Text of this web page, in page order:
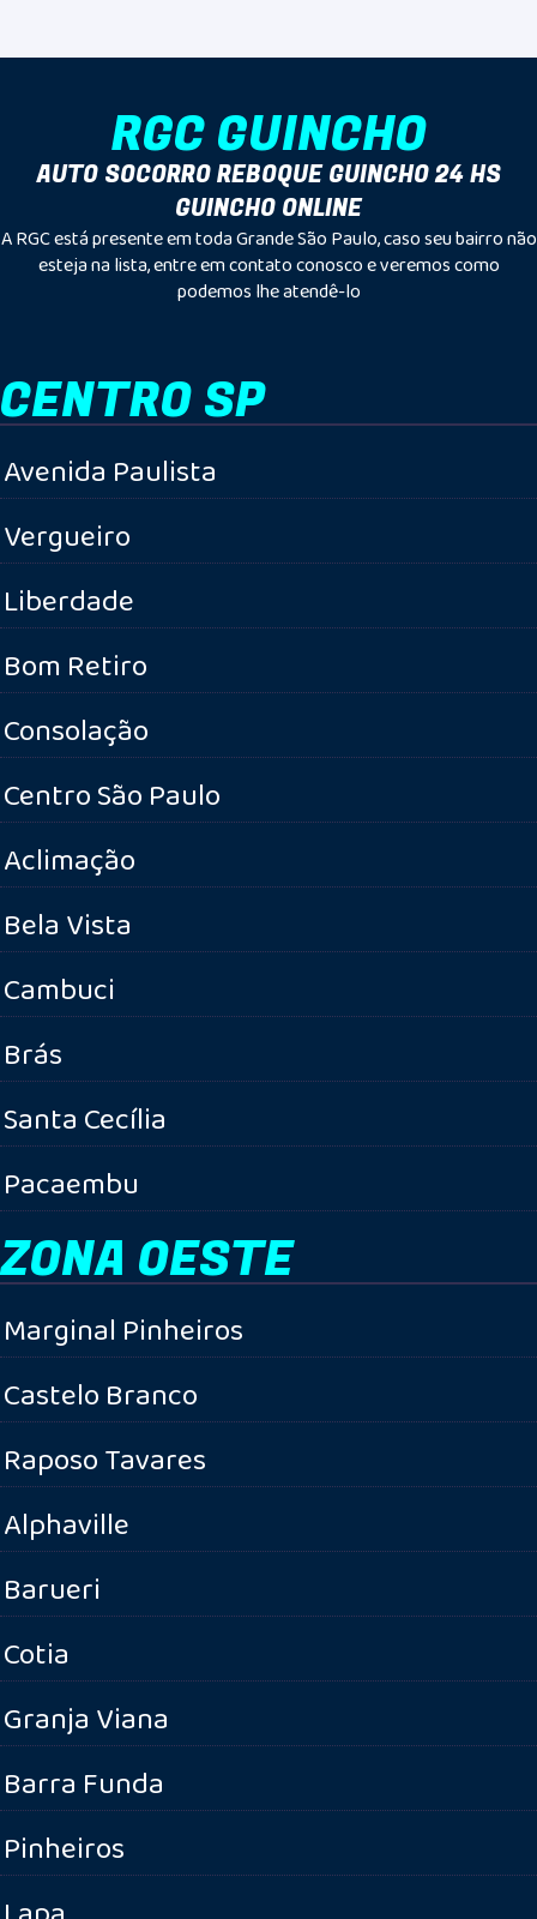
RGC GUINCHO
AUTO SOCORRO REBOQUE GUINCHO 24 HS
GUINCHO ONLINE
A RGC está presente em toda Grande São Paulo, caso seu bairro não
esteja na lista, entre em contato conosco e veremos como
podemos lhe atendê-lo
CENTRO SP
Avenida Paulista
Vergueiro
Liberdade
Bom Retiro
Consolação
Centro São Paulo
Aclimação
Bela Vista
Cambuci
Brás
Santa Cecília
Pacaembu
ZONA OESTE
Marginal Pinheiros
Castelo Branco
Raposo Tavares
Alphaville
Barueri
Cotia
Granja Viana
Barra Funda
Pinheiros